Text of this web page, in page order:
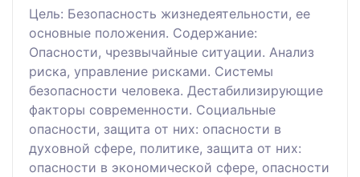
Цель: Безопасность жизнедеятельности, ее
основные положения. Содержание:
Опасности, чрезвычайные ситуации. Анализ
риска, управление рисками. Системы
безопасности человека. Дестабилизирующие
факторы современности. Социальные
опасности, защита от них: опасности в
духовной сфере, политике, защита от них:
опасности в экономической сфере, опасности